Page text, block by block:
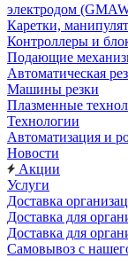
электродом
Каретки,
Контроллеры и
Подающие
Автоматическая
Машины резки
Плазменные
Технологии
Автоматизация и
Новости
Акции
Услуги
Доставка
Доставка для
Доставка для
Самовывоз с